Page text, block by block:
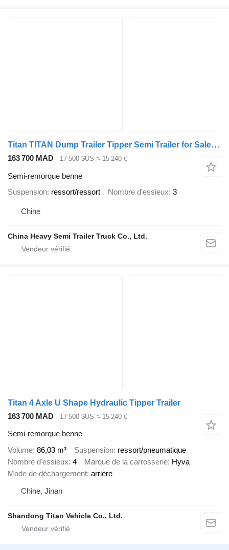
Titan TITAN Dump Trailer Tipper Semi Trailer for Sale in Congo
163 700 MAD 17 500 $US ≈ 15 240 €
Semi-remorque benne
Suspension ressort/ressort Nombre d'essieux 3
Chine
China Heavy Semi Trailer Truck Co., Ltd.
Titan 4 Axle U Shape Hydraulic Tipper Trailer
163 700 MAD
17 500 $US ≈ 15 240 €
Semi-remorque benne
Volume 86,03 m³ Suspension ressort/pneumatique
Nombre d'essieux 4 Marque de la carrosserie Hyva
Mode de déchargement arrière
Chine, Jinan
Shandong Titan Vehicle Co., Ltd.